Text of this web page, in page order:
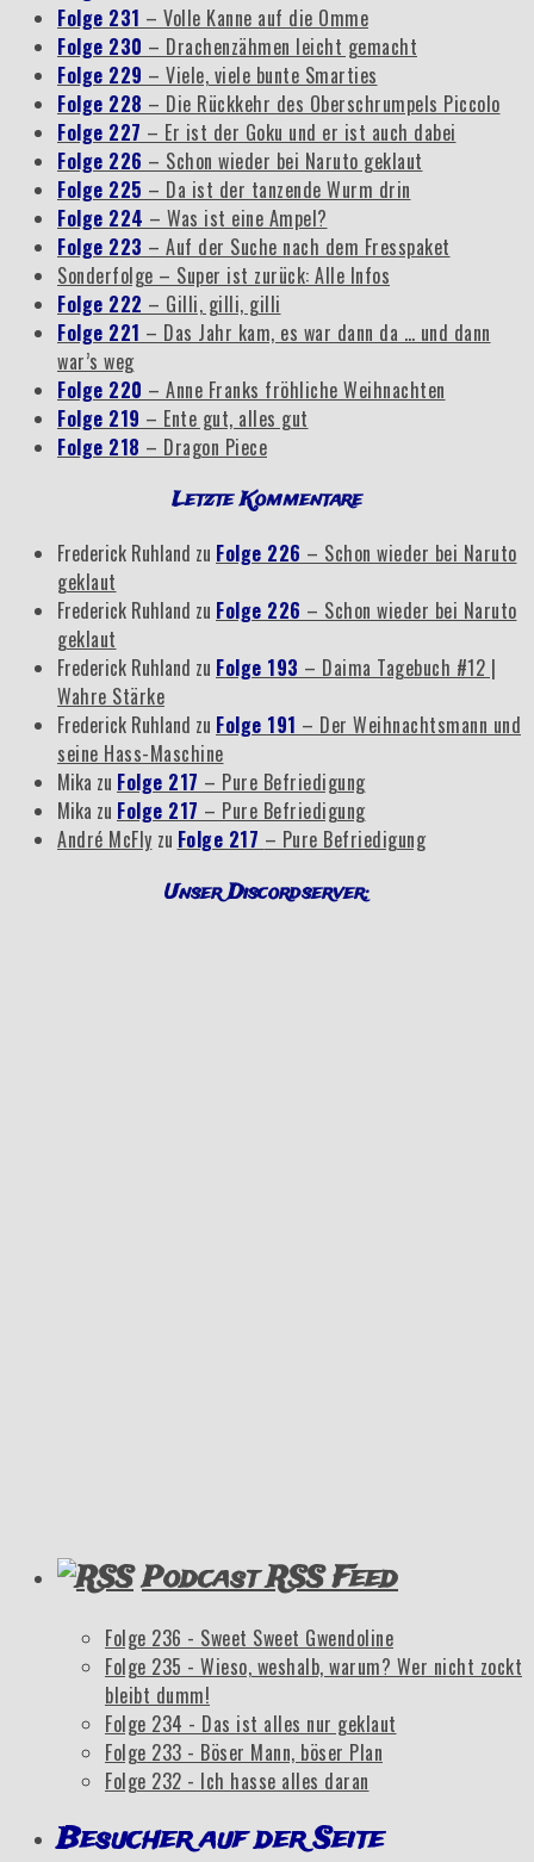
Folge 231 – Volle Kanne auf die Omme
Folge 230 – Drachenzähmen leicht gemacht
Folge 229 – Viele, viele bunte Smarties
Folge 228 – Die Rückkehr des Oberschrumpels Piccolo
Folge 227 – Er ist der Goku und er ist auch dabei
Folge 226 – Schon wieder bei Naruto geklaut
Folge 225 – Da ist der tanzende Wurm drin
Folge 224 – Was ist eine Ampel?
Folge 223 – Auf der Suche nach dem Fresspaket
Sonderfolge – Super ist zurück: Alle Infos
Folge 222 – Gilli, gilli, gilli
Folge 221 – Das Jahr kam, es war dann da … und dann
war’s weg
Folge 220 – Anne Franks fröhliche Weihnachten
Folge 219 – Ente gut, alles gut
Folge 218 – Dragon Piece
Letzte Kommentare
Frederick Ruhland zu Folge 226 – Schon wieder bei Naruto
geklaut
Frederick Ruhland zu Folge 226 – Schon wieder bei Naruto
geklaut
Frederick Ruhland zu Folge 193 – Daima Tagebuch #12 |
Wahre Stärke
Frederick Ruhland zu Folge 191 – Der Weihnachtsmann und
seine Hass-Maschine
Mika zu Folge 217 – Pure Befriedigung
Mika zu Folge 217 – Pure Befriedigung
André McFly zu Folge 217 – Pure Befriedigung
Unser Discordserver:
Podcast RSS Feed
Folge 236 - Sweet Sweet Gwendoline
Folge 235 - Wieso, weshalb, warum? Wer nicht zockt
bleibt dumm!
Folge 234 - Das ist alles nur geklaut
Folge 233 - Böser Mann, böser Plan
Folge 232 - Ich hasse alles daran
Besucher auf der Seite